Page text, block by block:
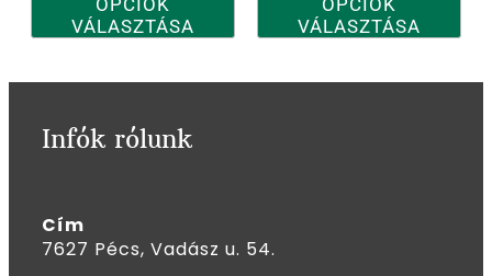
OPCIÓK
VÁLASZTÁSA
OPCIÓK
VÁLASZTÁSA
Infók rólunk
Cím
7627 Pécs, Vadász u. 54.